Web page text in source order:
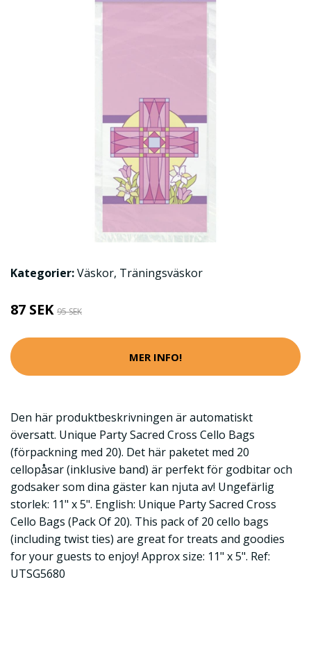
Kategorier:Väskor, Träningsväskor
87 SEK 95 SEK
MER INFO!
Den här produktbeskrivningen är automatiskt
översatt. Unique Party Sacred Cross Cello Bags
(förpackning med 20). Det här paketet med 20
cellopåsar (inklusive band) är perfekt för godbitar och
godsaker som dina gäster kan njuta av! Ungefärlig
storlek: 11" x 5". English: Unique Party Sacred Cross
Cello Bags (Pack Of 20). This pack of 20 cello bags
(including twist ties) are great for treats and goodies
for your guests to enjoy! Approx size: 11" x 5". Ref:
UTSG5680